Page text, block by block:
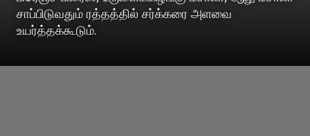
சாப்பிடுவதும் ரத்தத்தில் சர்க்கரை அளவை
உயர்த்தக்கூடும்.